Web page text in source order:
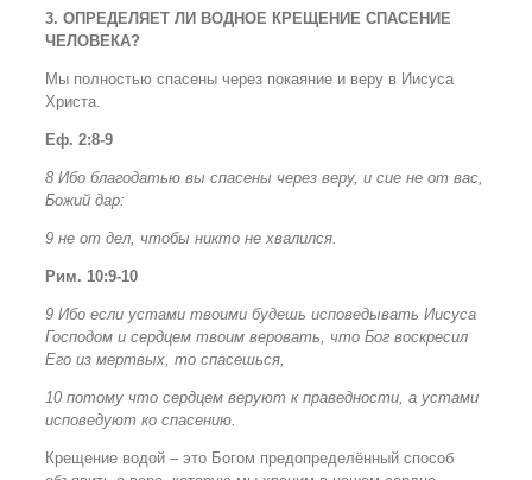
3. ОПРЕДЕЛЯЕТ ЛИ ВОДНОЕ КРЕЩЕНИЕ СПАСЕНИЕ
ЧЕЛОВЕКА?
Мы полностью спасены через покаяние и веру в Иисуса
Христа.
Еф. 2:8-9
8 Ибо благодатью вы спасены через веру, и сие не от вас,
Божий дар:
9 не от дел, чтобы никто не хвалился.
Рим. 10:9-10
9 Ибо если устами твоими будешь исповедывать Иисуса
Господом и сердцем твоим веровать, что Бог воскресил
Его из мертвых, то спасешься,
10 потому что сердцем веруют к праведности, а устами
исповедуют ко спасению.
Крещение водой – это Богом предопределённый способ